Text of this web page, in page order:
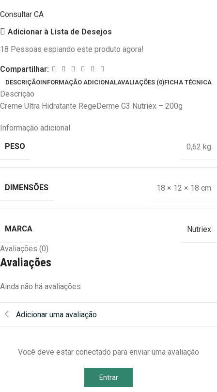
Consultar CA
Adicionar à Lista de Desejos
18 Pessoas espiando este produto agora!
Compartilhar:
DESCRIÇÃOINFORMAÇÃO ADICIONALAVALIAÇÕES (0)FICHA TÉCNICA
Descrição
Creme Ultra Hidratante RegeDerme G3 Nutriex – 200g
Informação adicional
PESO
0,62 kg
DIMENSÕES 18 × 12 × 18 cm
MARCA Nutriex
Avaliações (0)
Avaliações
Ainda não há avaliações
Adicionar uma avaliação
Você deve estar conectado para enviar uma avaliação
Entrar